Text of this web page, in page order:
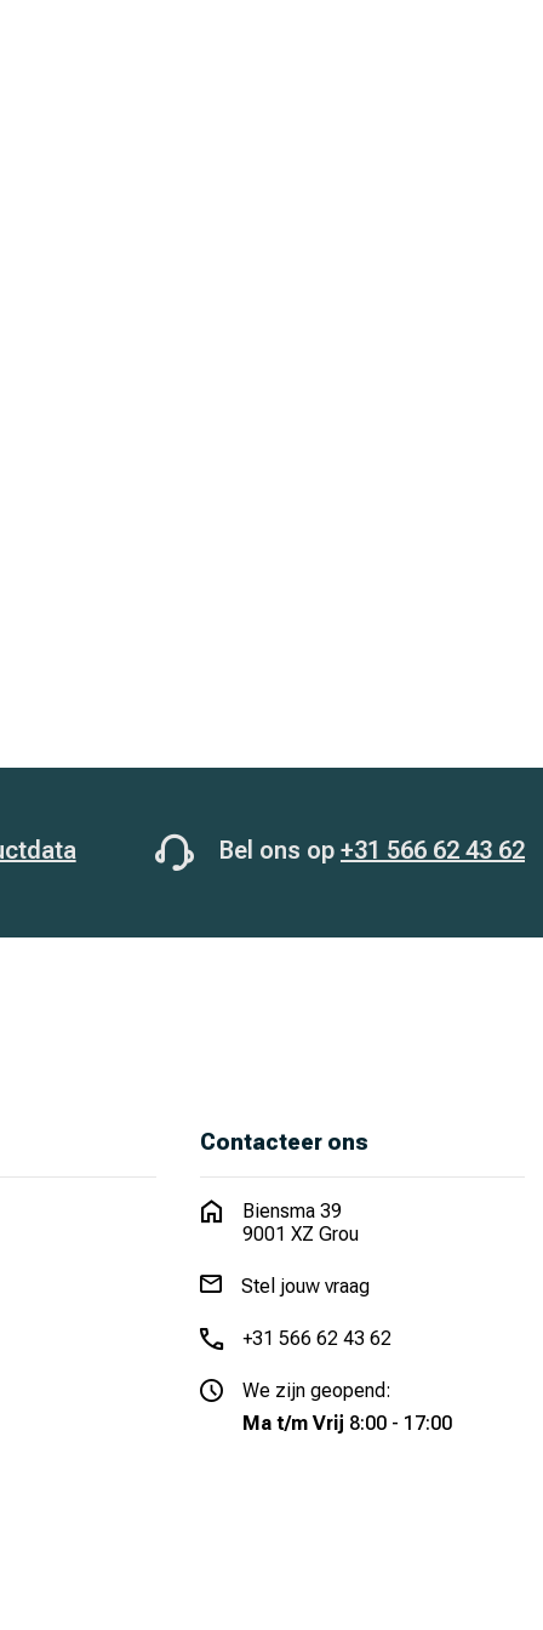
Bel ons op +31 566 62 43 62
Contacteer ons
Biensma 39
9001 XZ Grou
Stel jouw vraag
+31 566 62 43 62
We zijn geopend:
Ma t/m Vrij 8:00 - 17:00